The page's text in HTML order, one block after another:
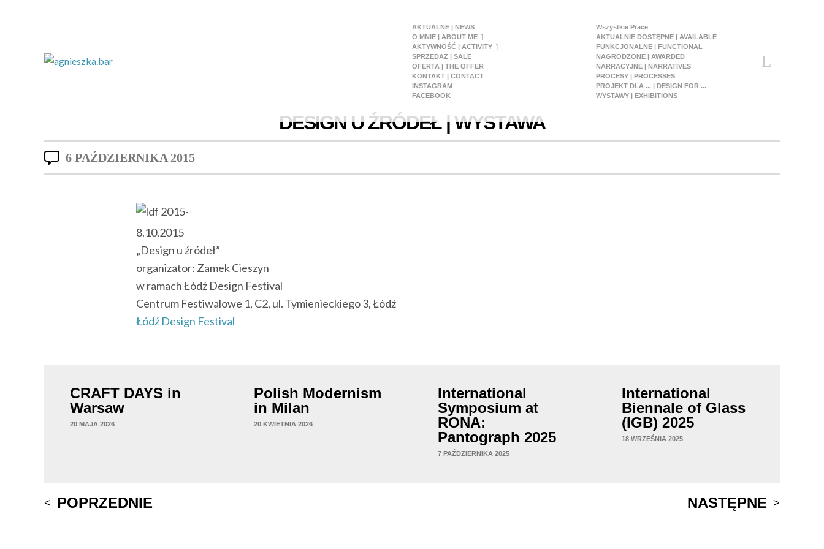
AKTUALNE | NEWS
O MNIE | ABOUT ME
AKTYWNOŚĆ | ACTIVITY
SPRZEDAŻ | SALE
OFERTA | THE OFFER
KONTAKT | CONTACT
INSTAGRAM
FACEBOOK
Wszystkie Prace
AKTUALNIE DOSTĘPNE | AVAILABLE
FUNKCJONALNE | FUNCTIONAL
NAGRODZONE | AWARDED
NARRACYJNE | NARRATIVES
PROCESY | PROCESSES
PROJEKT DLA ... | DESIGN FOR ...
WYSTAWY | EXHIBITIONS
DESIGN U ŹRÓDEŁ | WYSTAWA
6 PAŹDZIERNIKA 2015
8.10.2015
„Design u źródeł”
organizator: Zamek Cieszyn
w ramach Łódź Design Festival
Centrum Festiwalowe 1, C2, ul. Tymienieckiego 3, Łódź
Łódź Design Festival
CRAFT DAYS in
Warsaw
20 MAJA 2026
Polish Modernism
in Milan
20 KWIETNIA 2026
International
Symposium at
RONA:
Pantograph 2025
7 PAŹDZIERNIKA 2025
International
Biennale of Glass
(IGB) 2025
18 WRZEŚNIA 2025
Post
POPRZEDNIE NASTĘPNE